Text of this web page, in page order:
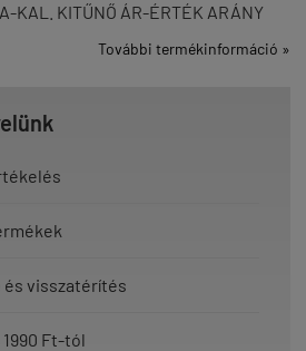
KAL. KITŰNŐ ÁR-ÉRTÉK ARÁNY
További termékinformáció »
és visszatérítés
1990 Ft-tól